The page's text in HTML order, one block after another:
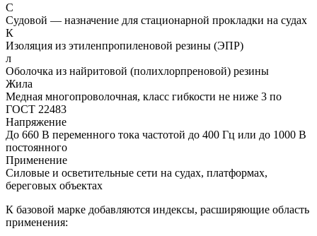
С
Судовой — назначение для стационарной прокладки на судах
К
Изоляция из этиленпропиленовой резины (ЭПР)
л
Оболочка из найритовой (полихлорпреновой) резины
Жила
Медная многопроволочная, класс гибкости не ниже 3 по
ГОСТ 22483
Напряжение
До 660 В переменного тока частотой до 400 Гц или до 1000 В
постоянного
Применение
Силовые и осветительные сети на судах, платформах,
береговых объектах
К базовой марке добавляются индексы, расширяющие область
применения: